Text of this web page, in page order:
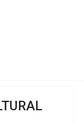
do Lyceu de Faro